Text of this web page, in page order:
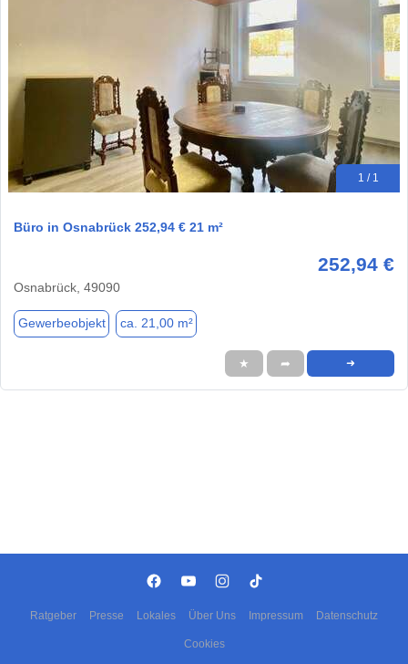
1 / 1
Büro in Osnabrück 252,94 € 21 m²
252,94 €
Osnabrück, 49090
Gewerbeobjekt ca. 21,00 m²
★ ➦ ➜
Ratgeber Presse Lokales Über Uns Impressum Datenschutz
Cookies